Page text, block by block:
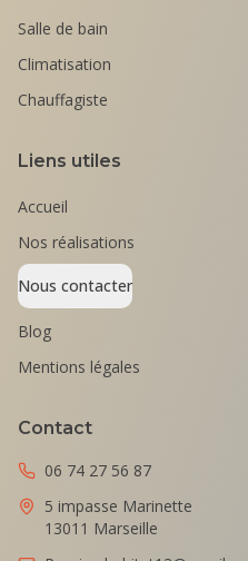
Salle de bain
Climatisation
Chauffagiste
Liens utiles
Accueil
Nos réalisations
Nous contacter
Blog
Mentions légales
Contact
06 74 27 56 87
5 impasse Marinette
13011 Marseille